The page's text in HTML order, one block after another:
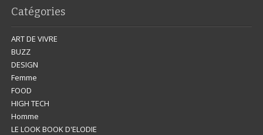
Catégories
ART DE VIVRE
BUZZ
DESIGN
Femme
FOOD
HIGH TECH
Homme
LE LOOK BOOK D'ELODIE